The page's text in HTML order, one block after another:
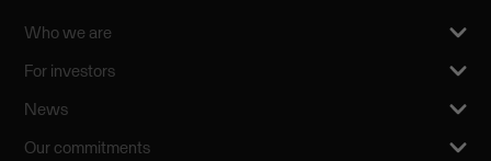
Who we are
For investors
News
Our commitments